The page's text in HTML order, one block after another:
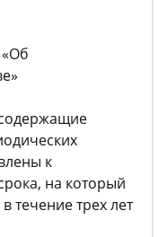
«Об
к
на который
течение трех лет